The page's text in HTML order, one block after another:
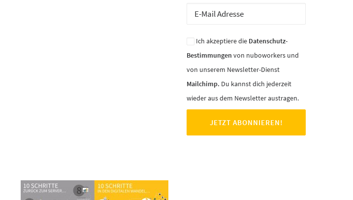
Ich akzeptiere die Datenschutz-
Bestimmungen von nuboworkers und
von unserem Newsletter-Dienst
Mailchimp. Du kannst dich jederzeit
wieder aus dem Newsletter austragen.